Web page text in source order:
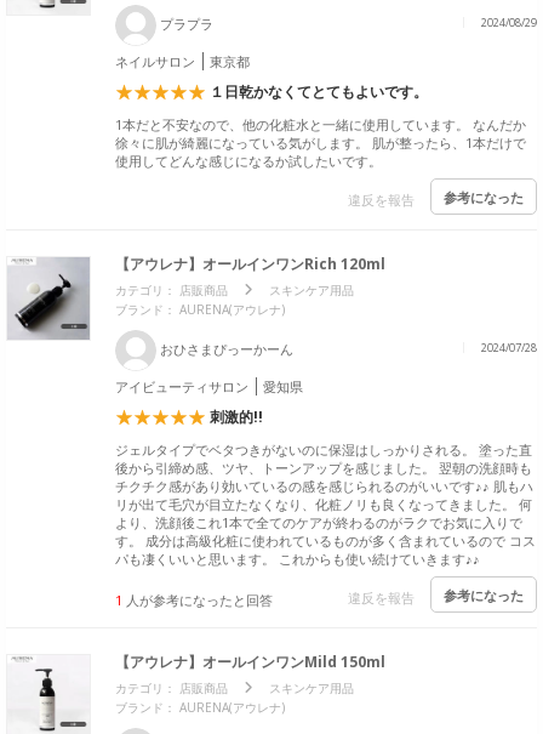
プラプラ 2024/08/29
ネイルサロン 東京都
１日乾かなくてとてもよいです。
1本だと不安なので、他の化粧水と一緒に使用しています。 なんだか
徐々に肌が綺麗になっている気がします。 肌が整ったら、1本だけで
使用してどんな感じになるか試したいです。
違反を報告 参考になった
【アウレナ】オールインワンRich 120ml
カテゴリ： 店販商品
スキンケア用品
ブランド： AURENA(アウレナ)
おひさまぴっーかーん 2024/07/28
アイビューティサロン 愛知県
刺激的!!
ジェルタイプでベタつきがないのに保湿はしっかりされる。 塗った直
後から引締め感、ツヤ、トーンアップを感じました。 翌朝の洗顔時も
チクチク感があり効いているの感を感じられるのがいいです♪♪ 肌もハ
リが出て毛穴が目立たなくなり、化粧ノリも良くなってきました。 何
より、洗顔後これ1本で全てのケアが終わるのがラクでお気に入りで
す。 成分は高級化粧に使われているものが多く含まれているので コス
パも凄くいいと思います。 これからも使い続けていきます♪♪
1 人が参考になったと回答 違反を報告 参考になった
【アウレナ】オールインワンMild 150ml
カテゴリ： 店販商品
スキンケア用品
ブランド： AURENA(アウレナ)